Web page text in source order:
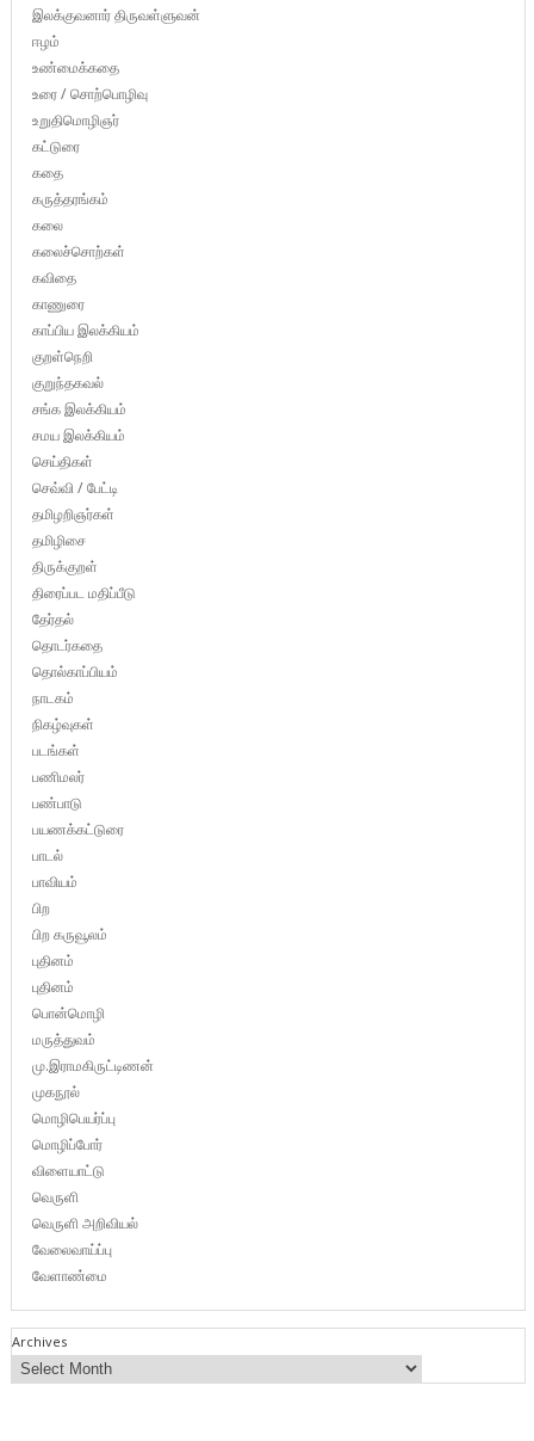
இலக்குவனார் திருவள்ளுவன்
ஈழம்
உண்மைக்கதை
உரை / சொற்பொழிவு
உறுதிமொழிஞர்
கட்டுரை
கதை
கருத்தரங்கம்
கலை
கலைச்சொற்கள்
கவிதை
காணுரை
காப்பிய இலக்கியம்
குறள்நெறி
குறுந்தகவல்
சங்க இலக்கியம்
சமய இலக்கியம்
செய்திகள்
செவ்வி / பேட்டி
தமிழறிஞர்கள்
தமிழிசை
திருக்குறள்
திரைப்பட மதிப்பீடு
தேர்தல்
தொடர்கதை
தொல்காப்பியம்
நாடகம்
நிகழ்வுகள்
படங்கள்
பணிமலர்
பண்பாடு
பயணக்கட்டுரை
பாடல்
பாவியம்
பிற
பிற கருவூலம்
புதினம்
புதினம்
பொன்மொழி
மருத்துவம்
மு.இராமகிருட்டிணன்
முகநூல்
மொழிபெயர்ப்பு
மொழிப்போர்
விளையாட்டு
வெருளி
வெருளி அறிவியல்
வேலைவாய்ப்பு
வேளாண்மை
Archives